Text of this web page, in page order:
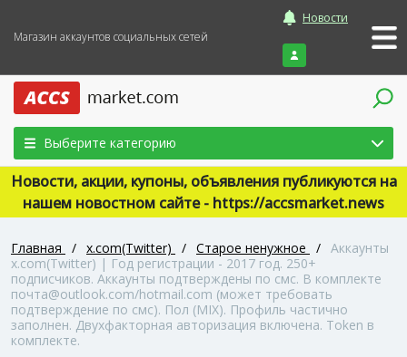
Магазин аккаунтов социальных сетей
Новости
Войти
Выберите категорию
Новости, акции, купоны, объявления публикуются на
нашем новостном сайте - https://accsmarket.news
Главная / x.com(Twitter) / Старое ненужное / Аккаунты
x.com(Twitter) | Год регистрации - 2017 год. 250+
подписчиков. Аккаунты подтверждены по смс. В комплекте
почта@outlook.com/hotmail.com (может требовать
подтверждение по смс). Пол (MIX). Профиль частично
заполнен. Двухфакторная авторизация включена. Token в
комплекте.